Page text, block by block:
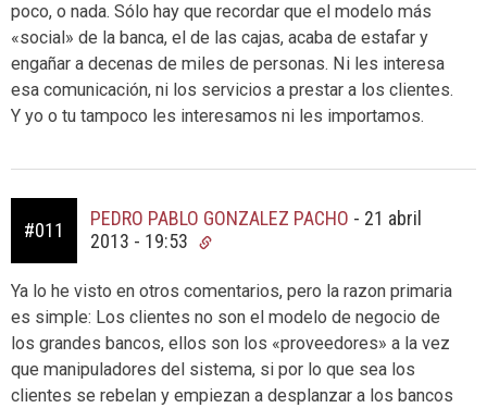
poco, o nada. Sólo hay que recordar que el modelo más
«social» de la banca, el de las cajas, acaba de estafar y
engañar a decenas de miles de personas. Ni les interesa
esa comunicación, ni los servicios a prestar a los clientes.
Y yo o tu tampoco les interesamos ni les importamos.
#011
PEDRO PABLO GONZALEZ PACHO - 21 abril
2013 - 19:53
Ya lo he visto en otros comentarios, pero la razon primaria
es simple: Los clientes no son el modelo de negocio de
los grandes bancos, ellos son los «proveedores» a la vez
que manipuladores del sistema, si por lo que sea los
clientes se rebelan y empiezan a desplanzar a los bancos